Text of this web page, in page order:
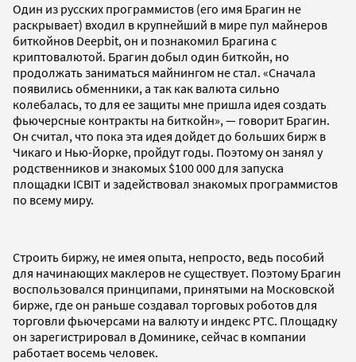
Один из русских программистов (его имя Брагин не
раскрывает) входил в крупнейший в мире пул майнеров
биткойнов Deepbit, он и познакомил Брагина с
криптовалютой. Брагин добыл один биткойн, но
продолжать заниматься майнингом не стал. «Сначала
появились обменники, а так как валюта сильно
колебалась, то для ее защиты мне пришла идея создать
фьючерсные контракты на биткойн», — говорит Брагин.
Он считал, что пока эта идея дойдет до больших бирж в
Чикаго и Нью-Йорке, пройдут годы. Поэтому он занял у
родственников и знакомых $100 000 для запуска
площадки ICBIT и задействовал знакомых программистов
по всему миру.
Строить биржу, не имея опыта, непросто, ведь пособий
для начинающих маклеров не существует. Поэтому Брагин
воспользовался принципами, принятыми на Московской
бирже, где он раньше создавал торговых роботов для
торговли фьючерсами на валюту и индекс РТС. Площадку
он зарегистрировал в Доминике, сейчас в компании
работает восемь человек.